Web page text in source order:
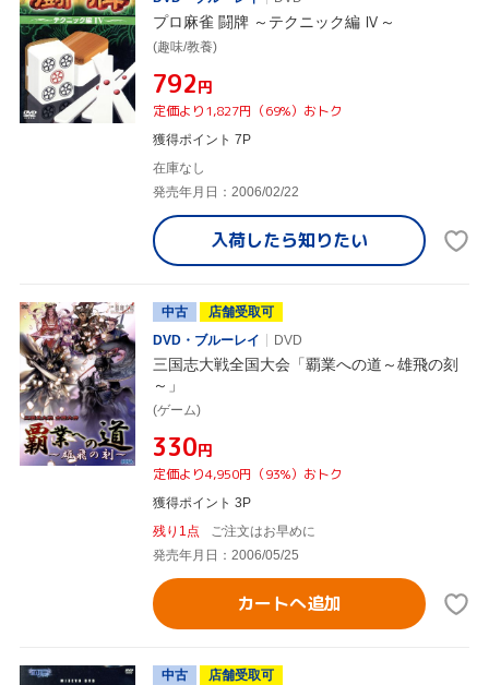
プロ麻雀 闘牌 ～テクニック編 Ⅳ～
(趣味/教養)
¥792円
定価より1,827円（69%）おトク
獲得ポイント 7P
在庫なし
発売年月日：2006/02/22
入荷したら知りたい
中古
店舗受取可
DVD・ブルーレイ
DVD
三国志大戦全国大会「覇業への道～雄飛の刻
～」
(ゲーム)
¥330円
定価より4,950円（93%）おトク
獲得ポイント 3P
残り1点
ご注文はお早めに
発売年月日：2006/05/25
カートへ追加
中古
店舗受取可